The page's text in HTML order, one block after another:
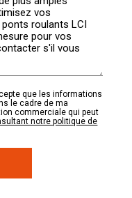
que les informations
le cadre de ma
commerciale qui peut
notre politique de